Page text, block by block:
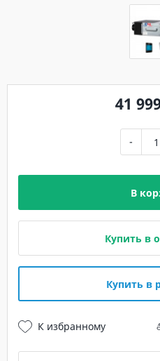
41
-
В
Купить в
Купить в
К избранному